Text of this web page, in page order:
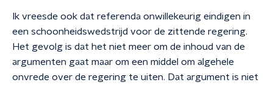
Ik vreesde ook dat referenda onwillekeurig eindigen in
een schoonheidswedstrijd voor de zittende regering.
Het gevolg is dat het niet meer om de inhoud van de
argumenten gaat maar om een middel om algehele
onvrede over de regering te uiten. Dat argument is niet